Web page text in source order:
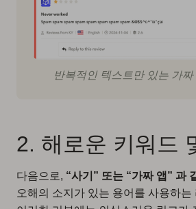
반복적인 텍스트만 있는 가
2. 해로운 키워드
다음으로, “사기” 또는 “가짜 앱” 과
오해의 소지가 있는 용어를 사용하는